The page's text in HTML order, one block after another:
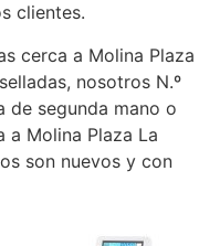
clientes.
cerca a Molina Plaza
nosotros N.º
de segunda mano o
a Molina Plaza La
son nuevos y con